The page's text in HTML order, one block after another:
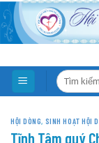
Skip
to
content
HỘI DÒNG, SINH HOẠT HỘI
Tĩnh Tâm quý